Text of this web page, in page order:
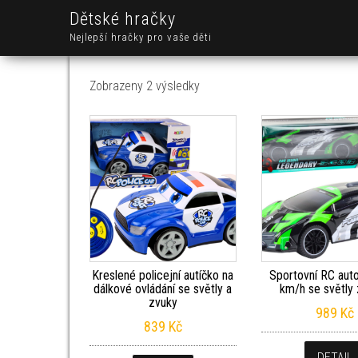
Dětské hračky
Nejlepší hračky pro vaše děti
Zobrazeny 2 výsledkySeřazeno od nejnovějších
Kreslené policejní autíčko na
dálkové ovládání se světly a
zvuky
839 Kč
Sportovní RC
km/h se světly
989 Kč